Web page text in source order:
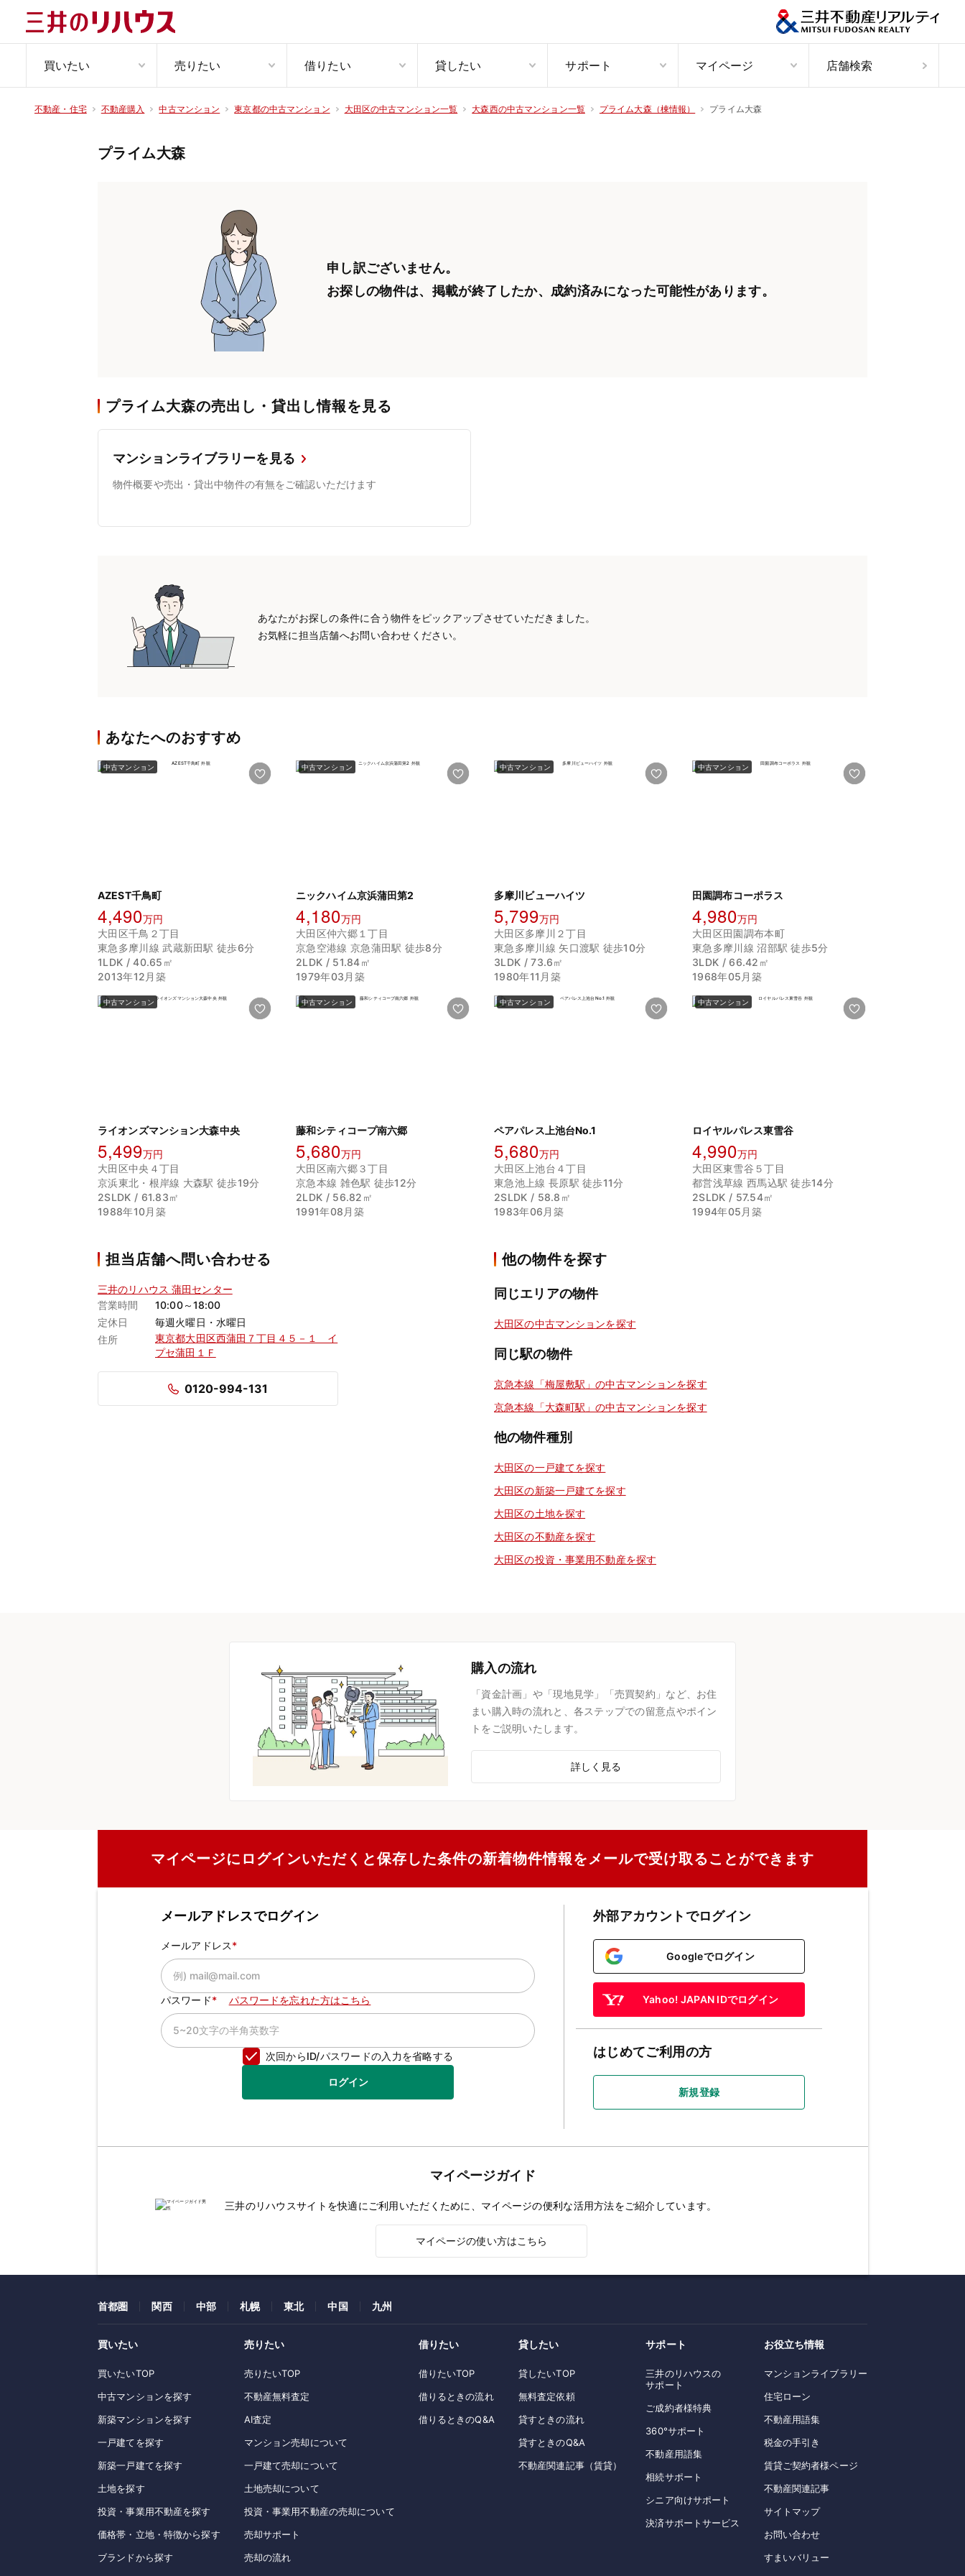
買いたい 売りたい 借りたい 貸したい サポート マイページ 店舗検索
不動産・住宅 不動産購入 中古マンション 東京都の中古マンション 大田区の中古マンション一覧 大森西の中古マンション一覧 プライム大森（棟情報） プライム大森
プライム大森
申し訳ございません。
お探しの物件は、掲載が終了したか、 成約済みになった可能性があります。
プライム大森の売出し・貸出し情報を見る
マンションライブラリーを見る
物件概要や売出・貸出中物件の有無をご確認いただけます
あなたがお探しの条件に合う物件をピックアップさせていただきました。
お気軽に担当店舗へお問い合わせください。
あなたへのおすすめ
中古マンション
AZEST千鳥町
4,490万円
大田区千鳥２丁目
東急多摩川線 武蔵新田駅 徒歩6分
1LDK / 40.65㎡
2013年12月築
中古マンション
ニックハイム京浜蒲田第2
4,180万円
大田区仲六郷１丁目
京急空港線 京急蒲田駅 徒歩8分
2LDK / 51.84㎡
1979年03月築
中古マンション
多摩川ビューハイツ
5,799万円
大田区多摩川２丁目
東急多摩川線 矢口渡駅 徒歩10分
3LDK / 73.6㎡
1980年11月築
中古マンション
田園調布コーポラス
4,980万円
大田区田園調布本町
東急多摩川線 沼部駅 徒歩5分
3LDK / 66.42㎡
1968年05月築
中古マンション
ライオンズマンション大森中央
5,499万円
大田区中央４丁目
京浜東北・根岸線 大森駅 徒歩19分
2SLDK / 61.83㎡
1988年10月築
中古マンション
藤和シティコープ南六郷
5,680万円
大田区南六郷３丁目
京急本線 雑色駅 徒歩12分
2LDK / 56.82㎡
1991年08月築
中古マンション
ペアパレス上池台No.1
5,680万円
大田区上池台４丁目
東急池上線 長原駅 徒歩11分
2SLDK / 58.8㎡
1983年06月築
中古マンション
ロイヤルパレス東雪谷
4,990万円
大田区東雪谷５丁目
都営浅草線 西馬込駅 徒歩14分
2SLDK / 57.54㎡
1994年05月築
担当店舗へ問い合わせる
三井のリハウス 蒲田センター
営業時間
10:00～18:00
定休日
毎週火曜日・水曜日
住所
東京都大田区西蒲田７丁目４５－１ イ
プセ蒲田１Ｆ
0120-994-131
他の物件を探す
同じエリアの物件
大田区の中古マンションを探す
同じ駅の物件
京急本線「梅屋敷駅」の中古マンションを探す
京急本線「大森町駅」の中古マンションを探す
他の物件種別
大田区の一戸建てを探す
大田区の新築一戸建てを探す
大田区の土地を探す
大田区の不動産を探す
大田区の投資・事業用不動産を探す
購入の流れ
「資金計画」や「現地見学」「売買契約」など、お住
まい購入時の流れと、各ステップでの留意点やポイン
トをご説明いたします。
詳しく見る
マイページにログインいただくと保存した条件の新着物件情報をメールで受け取ることができます
メールアドレスでログイン
メールアドレス
パスワード パスワードを忘れた方はこちら
次回からID/パスワードの入力を省略する
ログイン
外部アカウントでログイン
Googleでログイン
Yahoo! JAPAN IDでログイン
はじめてご利用の方
新規登録
マイページガイド
三井のリハウスサイトを快適にご利用いただくために、マイページの便利な活用方法をご紹介しています。
マイページの使い方はこちら
首都圏 関西 中部 札幌 東北 中国 九州
買いたい
買いたいTOP
中古マンションを探す
新築マンションを探す
一戸建てを探す
新築一戸建てを探す
土地を探す
投資・事業用不動産を探す
価格帯・立地・特徴から探す
ブランドから探す
売りたい
売りたいTOP
不動産無料査定
AI査定
マンション売却について
一戸建て売却について
土地売却について
投資・事業用不動産の売却について
売却サポート
売却の流れ
借りたい
借りたいTOP
借りるときの流れ
借りるときのQ&A
貸したい
貸したいTOP
無料査定依頼
貸すときの流れ
貸すときのQ&A
不動産関連記事（賃貸）
サポート
三井のリハウスの
サポート
ご成約者様特典
360°サポート
不動産用語集
相続サポート
シニア向けサポート
決済サポートサービス
お役立ち情報
マンションライブラリー
住宅ローン
不動産用語集
税金の手引き
賃貸ご契約者様ページ
不動産関連記事
サイトマップ
お問い合わせ
すまいバリュー